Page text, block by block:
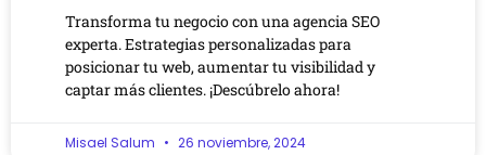
Transforma tu negocio con una agencia SEO
experta. Estrategias personalizadas para
posicionar tu web, aumentar tu visibilidad y
captar más clientes. ¡Descúbrelo ahora!
Misael Salum 26 noviembre, 2024